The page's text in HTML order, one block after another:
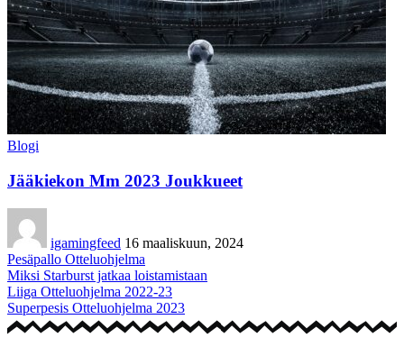
Blogi
Jääkiekon Mm 2023 Joukkueet
igamingfeed 16 maaliskuun, 2024
Pesäpallo Otteluohjelma
Miksi Starburst jatkaa loistamistaan
Liiga Otteluohjelma 2022-23
Superpesis Otteluohjelma 2023